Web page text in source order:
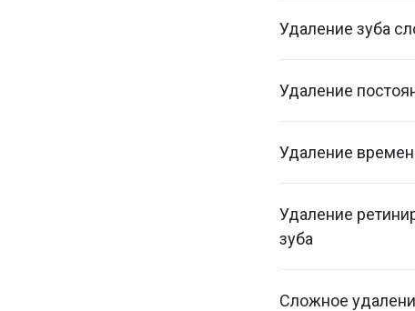
Удаление зуба
Удаление
Удаление
Удаление
зуба
Сложное